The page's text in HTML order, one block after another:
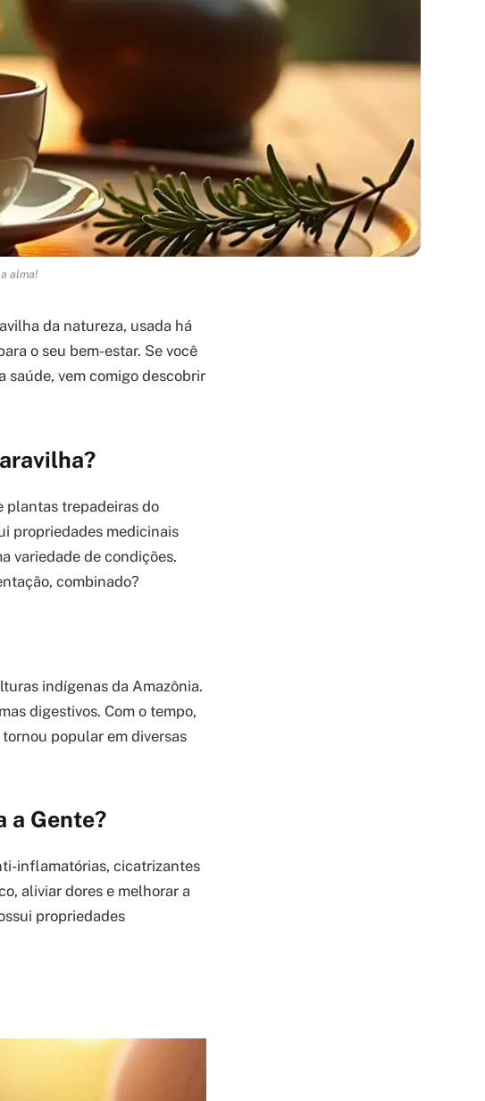
alma!
da natureza, usada há
o seu bem-estar. Se você
saúde, vem comigo descobrir
plantas trepadeiras do
propriedades medicinais
variedade de condições.
combinado?
indígenas da Amazônia.
digestivos. Com o tempo,
popular em diversas
a Gente?
inflamatórias, cicatrizantes
aliviar dores e melhorar a
propriedades